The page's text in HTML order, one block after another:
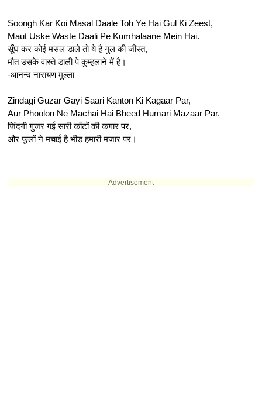
Soongh Kar Koi Masal Daale Toh Ye Hai Gul Ki Zeest,
Maut Uske Waste Daali Pe Kumhalaane Mein Hai.
सूँघ कर कोई मसल डाले तो ये है गुल की जीस्त,
मौत उसके वास्ते डाली पे कुम्हलाने में है।
-आनन्द नारायण मुल्ला
Zindagi Guzar Gayi Saari Kanton Ki Kagaar Par,
Aur Phoolon Ne Machai Hai Bheed Humari Mazaar Par.
जिंदगी गुजर गई सारी काँटों की कगार पर,
और फूलों ने मचाई है भीड़ हमारी मजार पर।
Advertisement